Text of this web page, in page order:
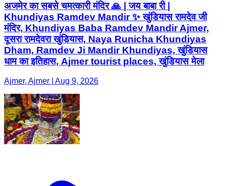
अजमेर का सबसे चमत्कारी मंदिर 🙏 | जय बाबा री |
Khundiyas Ramdev Mandir ✨ खुंडियास रामदेव जी
मंदिर, Khundiyas Baba Ramdev Mandir Ajmer,
दूसरा रामदेवरा खुंडियास, Naya Runicha Khundiyas
Dham, Ramdev Ji Mandir Khundiyas, खुंडियास
धाम का इतिहास, Ajmer tourist places, खुंडियास मेला
Ajmer, Ajmer | Aug 9, 2026